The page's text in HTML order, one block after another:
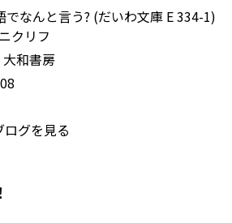
でなんと言う? (だいわ文庫 E 334-1)
クリフ
大和書房
グを見る